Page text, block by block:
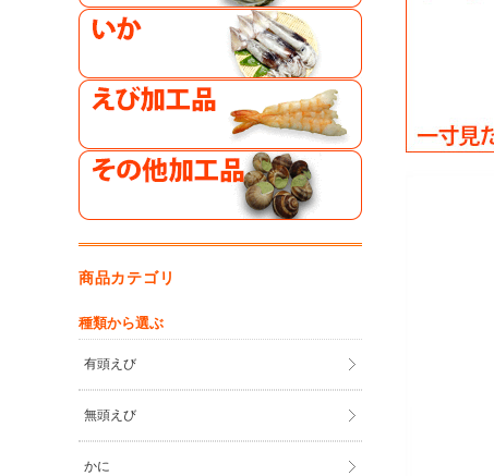
商品カテゴリ
種類から選ぶ
有頭えび
無頭えび
かに